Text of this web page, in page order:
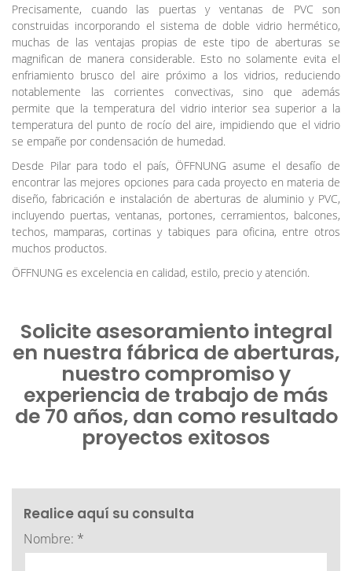
Precisamente, cuando las puertas y ventanas de PVC son
construidas incorporando el sistema de doble vidrio hermético,
muchas de las ventajas propias de este tipo de aberturas se
magnifican de manera considerable. Esto no solamente evita el
enfriamiento brusco del aire próximo a los vidrios, reduciendo
notablemente las corrientes convectivas, sino que además
permite que la temperatura del vidrio interior sea superior a la
temperatura del punto de rocío del aire, impidiendo que el vidrio
se empañe por condensación de humedad.
Desde Pilar para todo el país, ÖFFNUNG asume el desafío de
encontrar las mejores opciones para cada proyecto en materia de
diseño, fabricación e instalación de aberturas de aluminio y PVC,
incluyendo puertas, ventanas, portones, cerramientos, balcones,
techos, mamparas, cortinas y tabiques para oficina, entre otros
muchos productos.
ÖFFNUNG es excelencia en calidad, estilo, precio y atención.
Solicite asesoramiento integral
en nuestra fábrica de aberturas,
nuestro compromiso y
experiencia de trabajo de más
de 70 años, dan como resultado
proyectos exitosos
Realice aquí su consulta
Nombre: *